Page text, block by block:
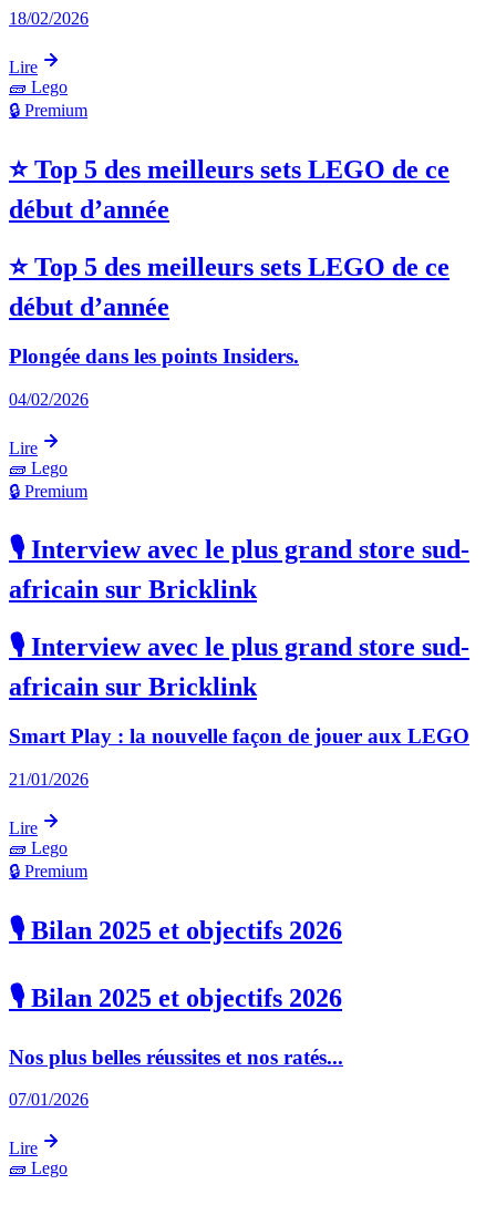
18/02/2026
Lire
🧱 Lego
🔒 Premium
⭐ Top 5 des meilleurs sets LEGO de ce
début d’année
⭐ Top 5 des meilleurs sets LEGO de ce
début d’année
Plongée dans les points Insiders.
04/02/2026
Lire
🧱 Lego
🔒 Premium
🎙️ Interview avec le plus grand store sud-
africain sur Bricklink
🎙️ Interview avec le plus grand store sud-
africain sur Bricklink
Smart Play : la nouvelle façon de jouer aux LEGO
21/01/2026
Lire
🧱 Lego
🔒 Premium
🎙️ Bilan 2025 et objectifs 2026
🎙️ Bilan 2025 et objectifs 2026
Nos plus belles réussites et nos ratés...
07/01/2026
Lire
🧱 Lego